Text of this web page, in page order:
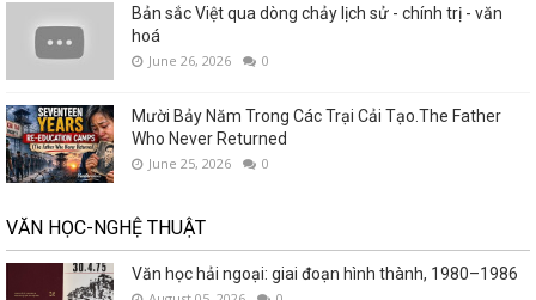
Bản sắc Việt qua dòng chảy lịch sử - chính trị - văn
hoá
June 26, 2026 0
Mười Bảy Năm Trong Các Trại Cải Tạo.The Father
Who Never Returned
June 25, 2026 0
VĂN HỌC-NGHỆ THUẬT
Văn học hải ngoại: giai đoạn hình thành, 1980–1986